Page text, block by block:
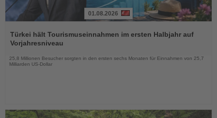
Sie
die
Nachrichten
01.08.2026
Türkei hält Tourismuseinnahmen im ersten Halbjahr auf
Vorjahresniveau
25,8 Millionen Besucher sorgten in den ersten sechs Monaten für Einnahmen von 25,7
Milliarden US-Dollar